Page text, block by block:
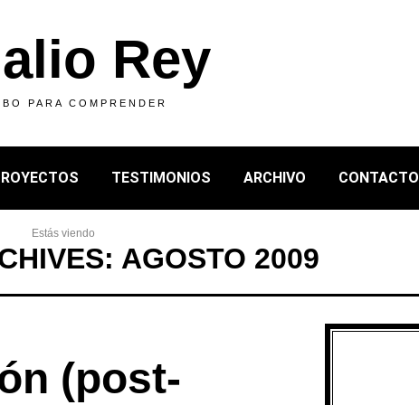
Rey
PARA COMPRENDER
TESTIMONIOS ARCHIVO CONTACTO
Estás viendo
AGOSTO 2009
(post-